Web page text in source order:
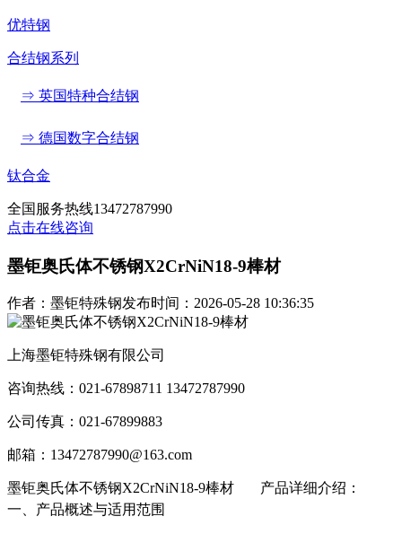
优特钢
合结钢系列
⇒ 英国特种合结钢
⇒ 德国数字合结钢
钛合金
全国服务热线13472787990
点击在线咨询
墨钜奥氏体不锈钢X2CrNiN18-9棒材
作者：墨钜特殊钢发布时间：2026-05-28 10:36:35
上海墨钜特殊钢有限公司
咨询热线：021-67898711 13472787990
公司传真：021-67899883
邮箱：13472787990@163.com
墨钜奥氏体不锈钢X2CrNiN18-9棒材 产品详细介绍：
一、产品概述与适用范围